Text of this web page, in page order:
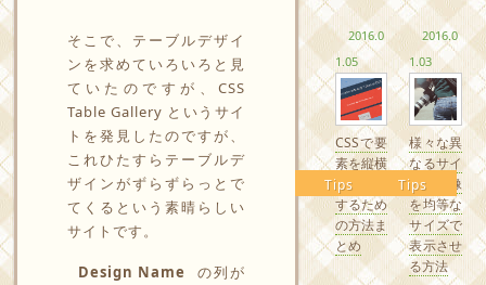
そこで、テーブルデザイ
ンを求めていろいろと見
ていたのですが、CSS
Table Gallery というサイ
トを発見したのですが、
これひたすらテーブルデ
ザインがずらずらっとで
てくるという素晴らしい
サイトです。
Design Name
の列が
2016.0
1.05
Tips
CSSで要
素を縦横
中央配置
するため
の方法ま
とめ
2016.0
1.03
Tips
様々な異
なるサイ
ズの画像
を均等な
サイズで
表示させ
る方法